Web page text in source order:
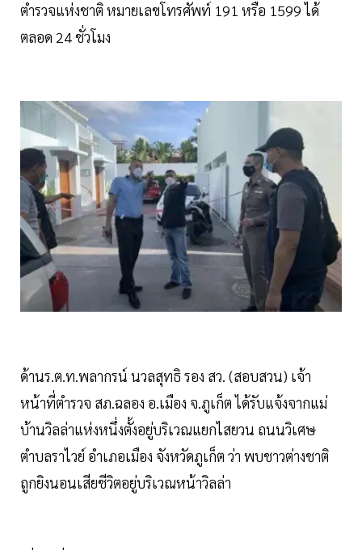
ตำรวจแห่งชาติ หมายเลขโทรศัพท์ 191 หรือ 1599 ได้
ตลอด 24 ชั่วโมง
ด้านร.ต.ท.พลากรน์ นวลสุทธิ รอง สว. (สอบสวน) เจ้า
หน้าที่ตำรวจ สภ.ฉลอง อ.เมือง จ.ภูเก็ต ได้รับแจ้งจากแม่
บ้านวิลล่าแห่งหนึ่งตั้งอยู่บริเวณแยกไสยวน ถนนวิเศษ
ตำบลราไวย์ อำเภอเมือง จังหวัดภูเก็ต ว่า พบชาวต่างชาติ
ถูกยิงนอนเสียชีวิตอยู่บริเวณหน้าวิลล่า